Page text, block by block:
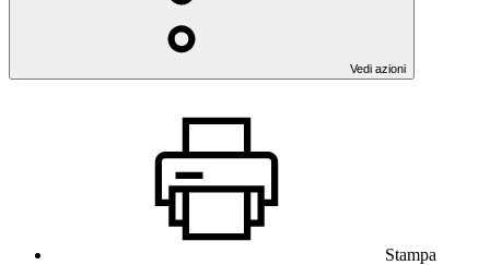
Vedi azioni
Stampa